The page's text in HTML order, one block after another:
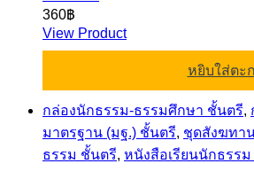
360฿
View Product
หยิบใส่ตะ
กล่องนักธรรม-ธรรมศึกษา ชั้นตรี,
มาตรฐาน (มฐ.) ชั้นตรี, ชุดสังฆทา
ธรรม ชั้นตรี, หนังสือเรียนนักธรร